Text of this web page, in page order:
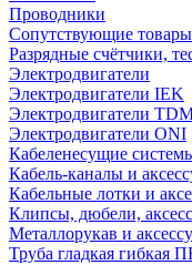
Проводники
Сопутствующие товары
Разрядные счётчики,
Электродвигатели
Электродвигатели IEK
Электродвигатели
Электродвигатели ONI
Кабеленесущие
Кабель-каналы и
Кабельные лотки и
Клипсы, дюбели,
Металлорукав и
Труба гладкая гибкая